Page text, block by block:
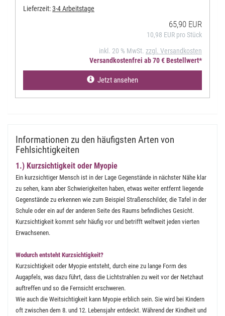
Lieferzeit:3-4 Arbeitstage
65,90 EUR
10,98 EUR pro Stück
inkl. 20 % MwSt. zzgl. Versandkosten
Versandkostenfrei ab 70 € Bestellwert*
Jetzt ansehen
Informationen zu den häufigsten Arten von
Fehlsichtigkeiten
1.) Kurzsichtigkeit oder Myopie
Ein kurzsichtiger Mensch ist in der Lage Gegenstände in nächster Nähe klar
zu sehen, kann aber Schwierigkeiten haben, etwas weiter entfernt liegende
Gegenstände zu erkennen wie zum Beispiel Straßenschilder, die Tafel in der
Schule oder ein auf der anderen Seite des Raums befindliches Gesicht.
Kurzsichtigkeit kommt sehr häufig vor und betrifft weltweit jeden vierten
Erwachsenen.
Wodurch entsteht Kurzsichtigkeit?
Kurzsichtigkeit oder Myopie entsteht, durch eine zu lange Form des
Augapfels, was dazu führt, dass die Lichtstrahlen zu weit vor der Netzhaut
auftreffen und so die Fernsicht erschweren.
Wie auch die Weitsichtigkeit kann Myopie erblich sein. Sie wird bei Kindern
oft zwischen dem 8. und 12. Lebensjahr entdeckt. Während der Kindheit und